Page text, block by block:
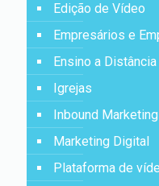
Edição de Vídeo
Empresários e
Ensino a Distância
Igrejas
Inbound Marketing
Marketing Digital
Plataforma de